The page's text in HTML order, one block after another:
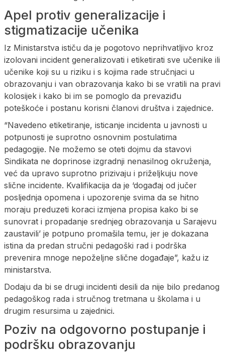
Apel protiv generalizacije i
stigmatizacije učenika
Iz Ministarstva ističu da je pogotovo neprihvatljivo kroz
izolovani incident generalizovati i etiketirati sve učenike ili
učenike koji su u riziku i s kojima rade stručnjaci u
obrazovanju i van obrazovanja kako bi se vratili na pravi
kolosijek i kako bi im se pomoglo da prevaziđu
poteškoće i postanu korisni članovi društva i zajednice.
“Navedeno etiketiranje, isticanje incidenta u javnosti u
potpunosti je suprotno osnovnim postulatima
pedagogije. Ne možemo se oteti dojmu da stavovi
Sindikata ne doprinose izgradnji nenasilnog okruženja,
već da upravo suprotno prizivaju i priželjkuju nove
slične incidente. Kvalifikacija da je ‘događaj od jučer
posljednja opomena i upozorenje svima da se hitno
moraju preduzeti koraci izmjena propisa kako bi se
sunovrat i propadanje srednjeg obrazovanja u Sarajevu
zaustavili’ je potpuno promašila temu, jer je dokazana
istina da predan stručni pedagoški rad i podrška
prevenira mnoge nepoželjne slične događaje”, kažu iz
ministarstva.
Dodaju da bi se drugi incidenti desili da nije bilo predanog
pedagoškog rada i stručnog tretmana u školama i u
drugim resursima u zajednici.
Poziv na odgovorno postupanje i
podršku obrazovanju